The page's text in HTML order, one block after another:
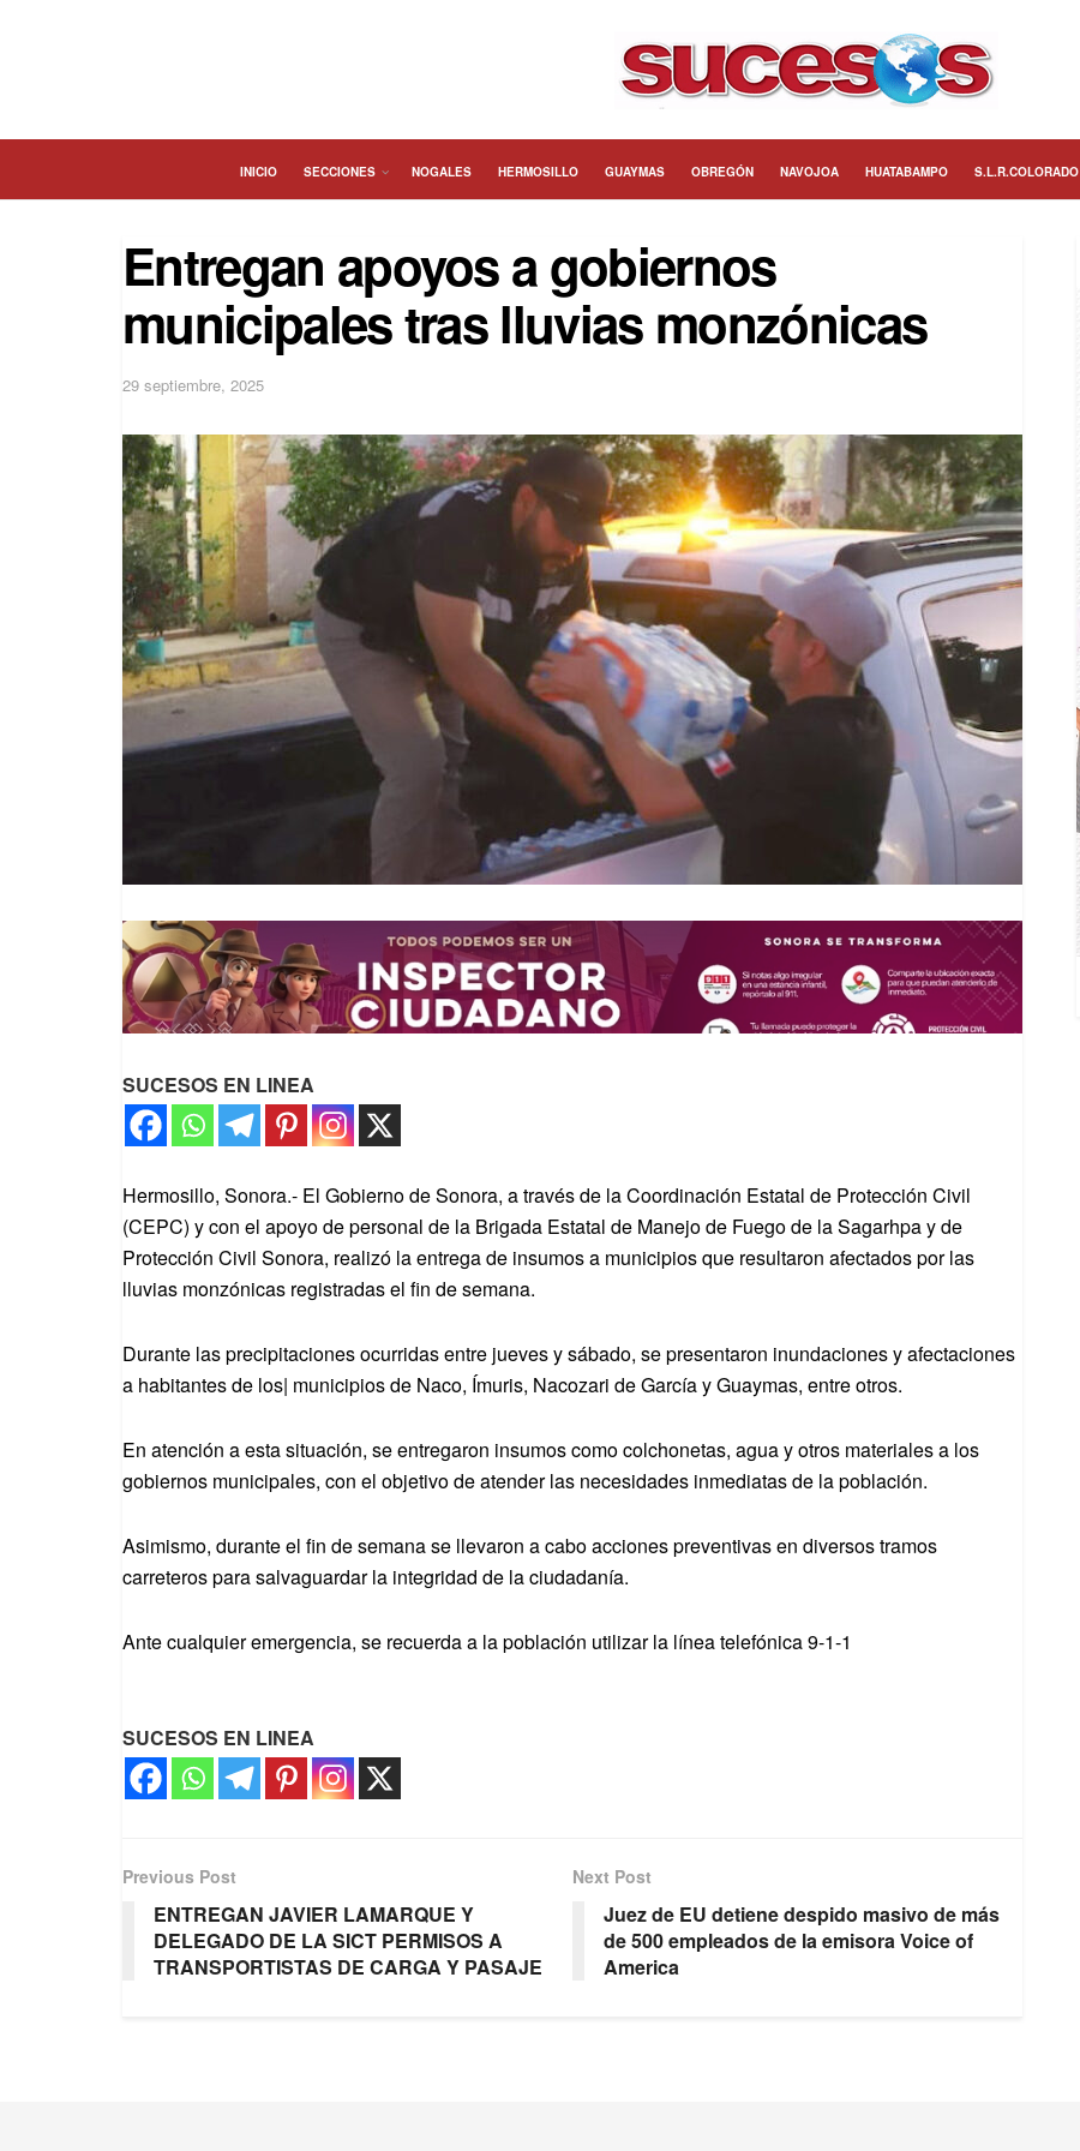
INICIO SECCIONES NOGALES HERMOSILLO GUAYMAS OBREGÓN NAVOJOA HUATABAMPO S.L.R.COLORADO
Entregan apoyos a gobiernos
municipales tras lluvias monzónicas
29 septiembre, 2025
SUCESOS EN LINEA
Hermosillo, Sonora.- El Gobierno de Sonora, a través de la Coordinación Estatal de Protección Civil
(CEPC) y con el apoyo de personal de la Brigada Estatal de Manejo de Fuego de la Sagarhpa y de
Protección Civil Sonora, realizó la entrega de insumos a municipios que resultaron afectados por las
lluvias monzónicas registradas el fin de semana.
Durante las precipitaciones ocurridas entre jueves y sábado, se presentaron inundaciones y afectaciones
a habitantes de los| municipios de Naco, Ímuris, Nacozari de García y Guaymas, entre otros.
En atención a esta situación, se entregaron insumos como colchonetas, agua y otros materiales a los
gobiernos municipales, con el objetivo de atender las necesidades inmediatas de la población.
Asimismo, durante el fin de semana se llevaron a cabo acciones preventivas en diversos tramos
carreteros para salvaguardar la integridad de la ciudadanía.
Ante cualquier emergencia, se recuerda a la población utilizar la línea telefónica 9-1-1
SUCESOS EN LINEA
Previous Post
ENTREGAN JAVIER LAMARQUE Y
DELEGADO DE LA SICT PERMISOS A
TRANSPORTISTAS DE CARGA Y PASAJE
Next Post
Juez de EU detiene despido masivo de más
de 500 empleados de la emisora Voice of
America